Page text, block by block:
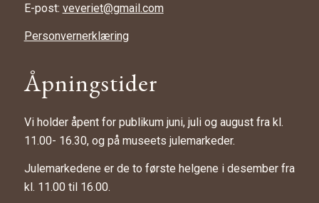
E-post: veveriet@gmail.com
Personvernerklæring
Åpningstider
Vi holder åpent for publikum juni, juli og august fra kl.
11.00- 16.30, og på museets julemarkeder.
Julemarkedene er de to første helgene i desember fra
kl. 11.00 til 16.00.